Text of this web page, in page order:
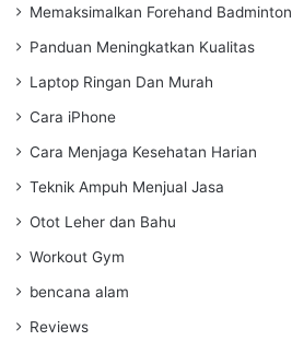
Memaksimalkan Forehand Badminton
Panduan Meningkatkan Kualitas
Laptop Ringan Dan Murah
Cara iPhone
Cara Menjaga Kesehatan Harian
Teknik Ampuh Menjual Jasa
Otot Leher dan Bahu
Workout Gym
bencana alam
Reviews